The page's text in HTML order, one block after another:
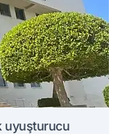
uyuşturucu